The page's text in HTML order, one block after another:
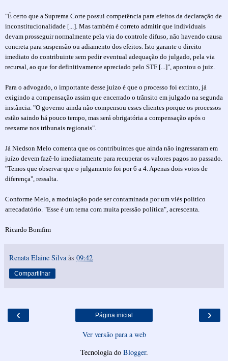
"É certo que a Suprema Corte possui competência para efeitos da declaração de
inconstitucionalidade [...]. Mas também é correto admitir que individuais
devam prosseguir normalmente pela via do controle difuso, não havendo causa
concreta para suspensão ou adiamento dos efeitos. Isto garante o direito
imediato do contribuinte sem pedir eventual adequação do julgado, pela via
recursal, ao que for definitivamente apreciado pelo STF [...]", apontou o juiz.
Para o advogado, o importante desse juízo é que o processo foi extinto, já
exigindo a compensação assim que encerrado o trânsito em julgado na segunda
instância. "O governo ainda não compensou esses clientes porque os processos
estão saindo há pouco tempo, mas será obrigatória a compensação após o
reexame nos tribunais regionais".
Já Niedson Melo comenta que os contribuintes que ainda não ingressaram em
juízo devem fazê-lo imediatamente para recuperar os valores pagos no passado.
"Temos que observar que o julgamento foi por 6 a 4. Apenas dois votos de
diferença", ressalta.
Conforme Melo, a modulação pode ser contaminada por um viés político
arrecadatório. "Esse é um tema com muita pressão política", acrescenta.
Ricardo Bomfim
Renata Elaine Silva às 09:42
Compartilhar
‹ ›
Página inicial
Ver versão para a web
Tecnologia do Blogger.